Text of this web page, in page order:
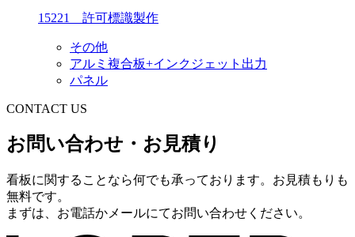
15221 許可標識製作
その他
アルミ複合板+インクジェット出力
パネル
CONTACT US
お問い合わせ・お見積り
看板に関することなら何でも承っております。お見積もりも
無料です。
まずは、お電話かメールにてお問い合わせください。